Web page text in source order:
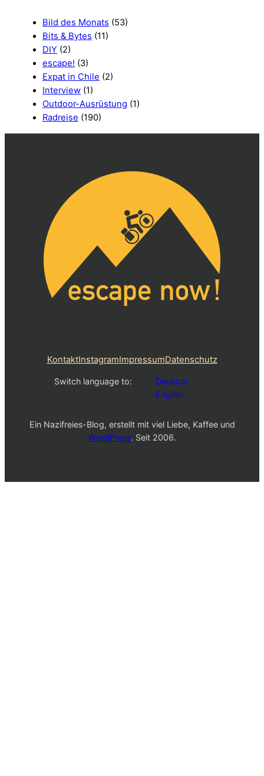
Bild des Monats (53)
Bits & Bytes (11)
DIY (2)
escape! (3)
Expat in Chile (2)
Interview (1)
Outdoor-Ausrüstung (1)
Radreise (190)
KontaktInstagramImpressumDatenschutz
Switch language to:
Deutsch
English
Ein Nazifreies-Blog, erstellt mit viel Liebe, Kaffee und
WordPress. Seit 2006.